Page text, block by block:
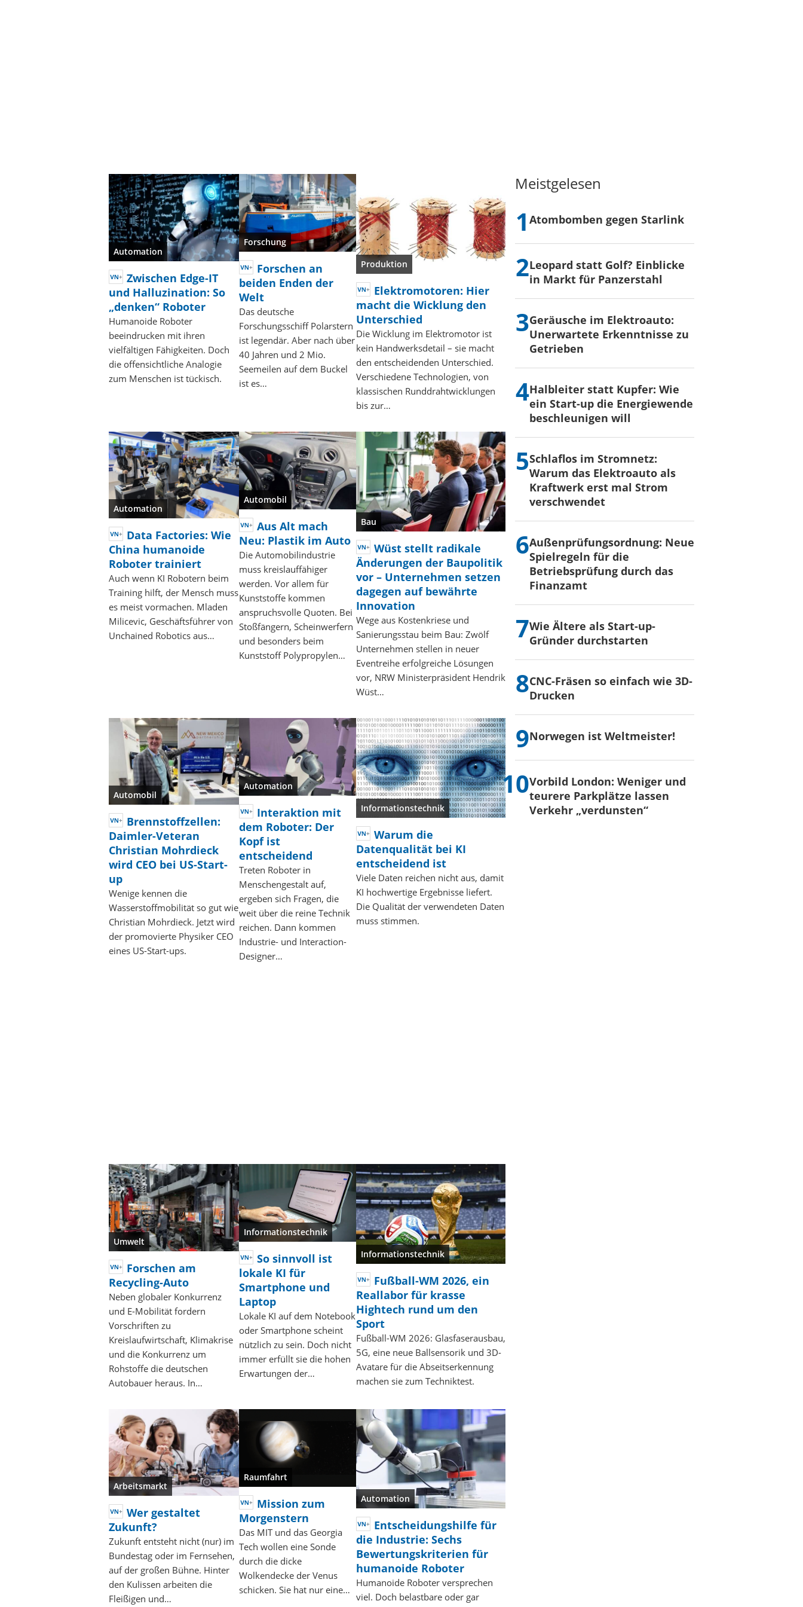
Automation
Zwischen Edge-IT
und Halluzination: So
„denken“ Roboter
Humanoide Roboter
beeindrucken mit ihren
vielfältigen Fähigkeiten. Doch
die offensichtliche Analogie
zum Menschen ist tückisch.
Forschung
Forschen an
beiden Enden der
Welt
Das deutsche
Forschungsschiff Polarstern
ist legendär. Aber nach über
40 Jahren und 2 Mio.
Seemeilen auf dem Buckel
ist es…
Produktion
Elektromotoren: Hier
macht die Wicklung den
Unterschied
Die Wicklung im Elektromotor ist
kein Handwerksdetail – sie macht
den entscheidenden Unterschied.
Verschiedene Technologien, von
klassischen Runddrahtwicklungen
bis zur…
Automation
Data Factories: Wie
China humanoide
Roboter trainiert
Auch wenn KI Robotern beim
Training hilft, der Mensch muss
es meist vormachen. Mladen
Milicevic, Geschäftsführer von
Unchained Robotics aus…
Automobil
Aus Alt mach
Neu: Plastik im Auto
Die Automobilindustrie
muss kreislauffähiger
werden. Vor allem für
Kunststoffe kommen
anspruchsvolle Quoten. Bei
Stoßfängern, Scheinwerfern
und besonders beim
Kunststoff Polypropylen…
Bau
Wüst stellt radikale
Änderungen der Baupolitik
vor – Unternehmen setzen
dagegen auf bewährte
Innovation
Wege aus Kostenkriese und
Sanierungsstau beim Bau: Zwölf
Unternehmen stellen in neuer
Eventreihe erfolgreiche Lösungen
vor, NRW Ministerpräsident Hendrik
Wüst…
Automobil
Brennstoffzellen:
Daimler-Veteran
Christian Mohrdieck
wird CEO bei US-Start-
up
Wenige kennen die
Wasserstoffmobilität so gut wie
Christian Mohrdieck. Jetzt wird
der promovierte Physiker CEO
eines US-Start-ups.
Automation
Interaktion mit
dem Roboter: Der
Kopf ist
entscheidend
Treten Roboter in
Menschengestalt auf,
ergeben sich Fragen, die
weit über die reine Technik
reichen. Dann kommen
Industrie- und Interaction-
Designer…
Informationstechnik
Warum die
Datenqualität bei KI
entscheidend ist
Viele Daten reichen nicht aus, damit
KI hochwertige Ergebnisse liefert.
Die Qualität der verwendeten Daten
muss stimmen.
Umwelt
Forschen am
Recycling-Auto
Neben globaler Konkurrenz
und E-Mobilität fordern
Vorschriften zu
Kreislaufwirtschaft, Klimakrise
und die Konkurrenz um
Rohstoffe die deutschen
Autobauer heraus. In…
Informationstechnik
So sinnvoll ist
lokale KI für
Smartphone und
Laptop
Lokale KI auf dem Notebook
oder Smartphone scheint
nützlich zu sein. Doch nicht
immer erfüllt sie die hohen
Erwartungen der…
Informationstechnik
Fußball-WM 2026, ein
Reallabor für krasse
Hightech rund um den
Sport
Fußball-WM 2026: Glasfaserausbau,
5G, eine neue Ballsensorik und 3D-
Avatare für die Abseitserkennung
machen sie zum Techniktest.
Arbeitsmarkt
Wer gestaltet
Zukunft?
Zukunft entsteht nicht (nur) im
Bundestag oder im Fernsehen,
auf der großen Bühne. Hinter
den Kulissen arbeiten die
Fleißigen und…
Raumfahrt
Mission zum
Morgenstern
Das MIT und das Georgia
Tech wollen eine Sonde
durch die dicke
Wolkendecke der Venus
schicken. Sie hat nur eine…
Automation
Entscheidungshilfe für
die Industrie: Sechs
Bewertungskriterien für
humanoide Roboter
Humanoide Roboter versprechen
viel. Doch belastbare oder gar
Meistgelesen
Atombomben gegen Starlink
Leopard statt Golf? Einblicke
in Markt für Panzerstahl
Geräusche im Elektroauto:
Unerwartete Erkenntnisse zu
Getrieben
Halbleiter statt Kupfer: Wie
ein Start-up die Energiewende
beschleunigen will
Schlaflos im Stromnetz:
Warum das Elektroauto als
Kraftwerk erst mal Strom
verschwendet
Außenprüfungsordnung: Neue
Spielregeln für die
Betriebsprüfung durch das
Finanzamt
Wie Ältere als Start-up-
Gründer durchstarten
CNC-Fräsen so einfach wie 3D-
Drucken
Norwegen ist Weltmeister!
Vorbild London: Weniger und
teurere Parkplätze lassen
Verkehr „verdunsten“